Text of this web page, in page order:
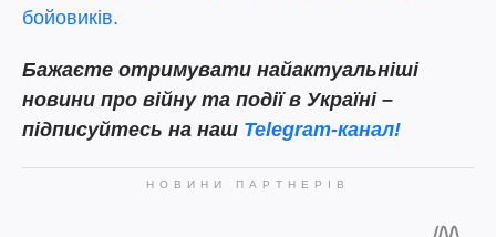
бойовиків.
Бажаєте отримувати найактуальніші
новини про війну та події в Україні –
підписуйтесь на наш Telegram-канал!